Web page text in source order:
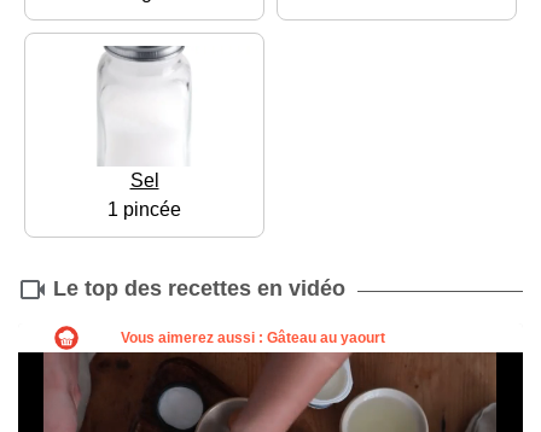
Sel
1 pincée
Le top des recettes en vidéo